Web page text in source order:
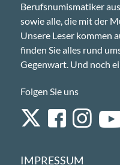
Berufsnumismatiker
sowie alle, die mit der
Unsere Leser kommen
finden Sie alles rund
Gegenwart. Und noch
Folgen Sie uns
IMPRESSUM